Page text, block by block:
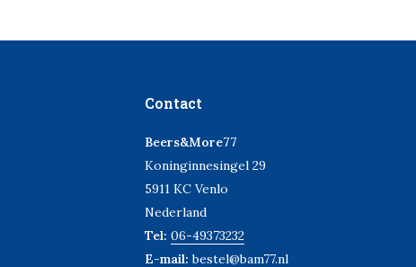
Contact
Beers&More77
Koninginnesingel 29
5911 KC Venlo
Nederland
Tel: 06-49373232
E-mail:bestel@bam77.nl